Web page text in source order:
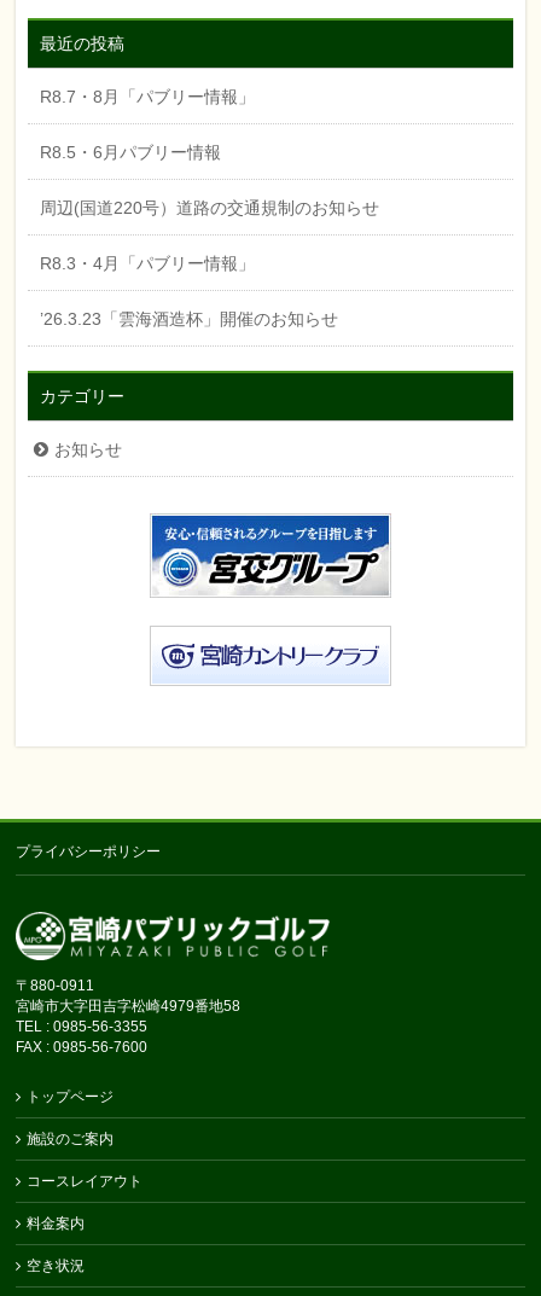
最近の投稿
R8.7・8月「パブリー情報」
R8.5・6月パブリー情報
周辺(国道220号）道路の交通規制のお知らせ
R8.3・4月「パブリー情報」
’26.3.23「雲海酒造杯」開催のお知らせ
カテゴリー
お知らせ
プライバシーポリシー
〒880-0911
宮崎市大字田吉字松崎4979番地58
TEL : 0985-56-3355
FAX : 0985-56-7600
トップページ
施設のご案内
コースレイアウト
料金案内
空き状況